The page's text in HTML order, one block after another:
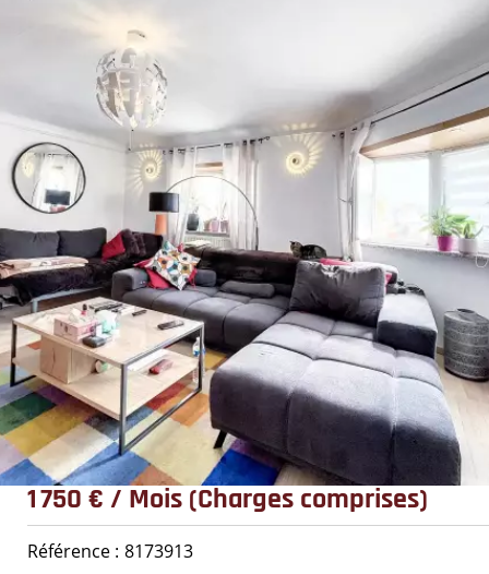
1 750 € / Mois (Charges comprises)
Référence 8173913